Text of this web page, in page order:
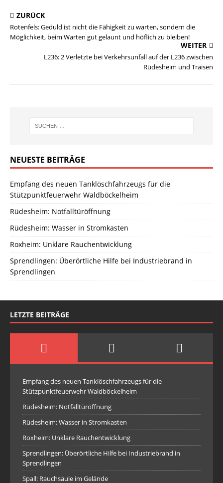
ZURÜCK
Rotenfels: Geduld ist nicht die Fähigkeit zu warten, sondern die
Möglichkeit, beim Warten gut gelaunt und höflich zu bleiben!
WEITER
L236: 2 Verletzte bei Verkehrsunfall auf der L236 zwischen
Rüdesheim und Traisen
NEUESTE BEITRÄGE
Empfang des neuen Tanklöschfahrzeugs für die
Stützpunktfeuerwehr Waldböckelheim
Rüdesheim: Notfalltüröffnung
Rüdesheim: Wasser in Stromkasten
Roxheim: Unklare Rauchentwicklung
Sprendlingen: Überörtliche Hilfe bei Industriebrand in
Sprendlingen
LETZTE BEITRÄGE
Empfang des neuen Tanklöschfahrzeugs für die
Stützpunktfeuerwehr Waldböckelheim
Rüdesheim: Notfalltüröffnung
Rüdesheim: Wasser in Stromkasten
Roxheim: Unklare Rauchentwicklung
Sprendlingen: Überörtliche Hilfe bei Industriebrand in
Sprendlingen
Spall: Rauchsäule im Gelände